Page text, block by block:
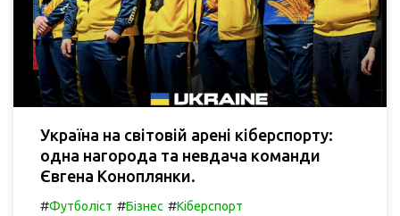
Україна на світовій арені кіберспорту:
одна нагорода та невдача команди
Євгена Коноплянки.
#Футболіст #Бізнес #Кіберспорт